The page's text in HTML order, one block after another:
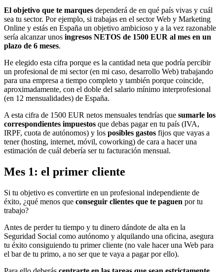
El objetivo que te marques dependerá de en qué país vivas y cuál
sea tu sector. Por ejemplo, si trabajas en el sector Web y Marketing
Online y estás en España un objetivo ambicioso y a la vez razonable
sería alcanzar unos ingresos NETOS de 1500 EUR al mes en un
plazo de 6 meses.
He elegido esta cifra porque es la cantidad neta que podría percibir
un profesional de mi sector (en mi caso, desarrollo Web) trabajando
para una empresa a tiempo completo y también porque coincide,
aproximadamente, con el doble del salario mínimo interprofesional
(en 12 mensualidades) de España.
A esta cifra de 1500 EUR netos mensuales tendrías que sumarle los
correspondientes impuestos que debas pagar en tu país (IVA,
IRPF, cuota de autónomos) y los posibles gastos fijos que vayas a
tener (hosting, internet, móvil, coworking) de cara a hacer una
estimación de cuál debería ser tu facturación mensual.
Mes 1: el primer cliente
Si tu objetivo es convertirte en un profesional independiente de
éxito, ¿qué menos que conseguir clientes que te paguen por tu
trabajo?
Antes de perder tu tiempo y tu dinero dándote de alta en la
Seguridad Social como autónomo y alquilando una oficina, asegura
tu éxito consiguiendo tu primer cliente (no vale hacer una Web para
el bar de tu primo, a no ser que te vaya a pagar por ello).